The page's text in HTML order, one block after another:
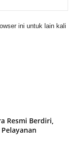
ini untuk lain kali
Resmi Berdiri,